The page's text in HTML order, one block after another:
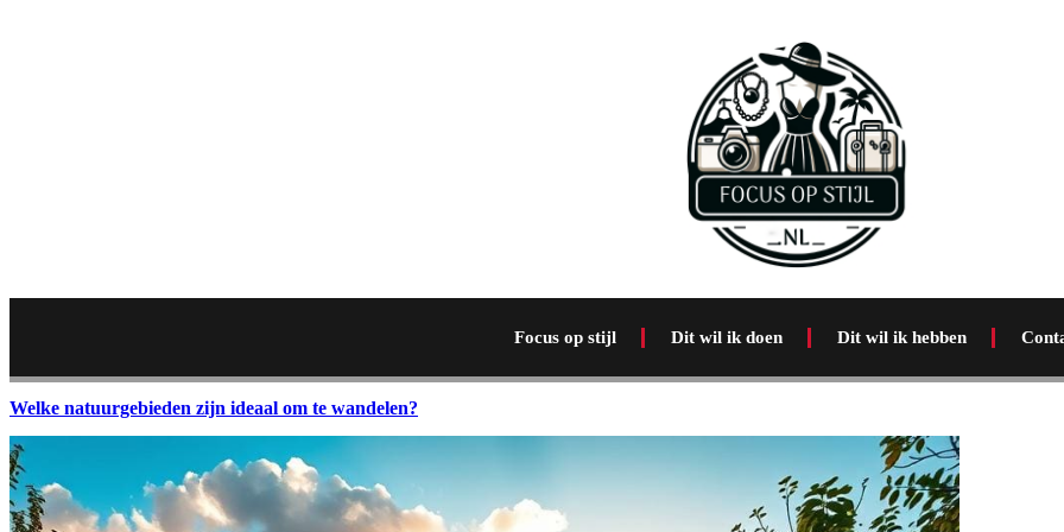
Focus op stijl Dit wil ik doen Dit wil ik hebben
Welke natuurgebieden zijn ideaal om te wandelen?